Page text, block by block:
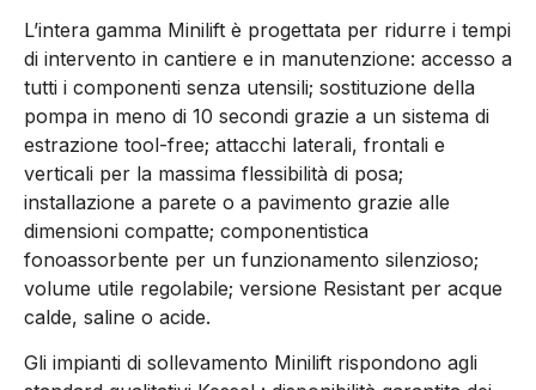
L’intera gamma Minilift è progettata per ridurre i tempi
di intervento in cantiere e in manutenzione: accesso a
tutti i componenti senza utensili; sostituzione della
pompa in meno di 10 secondi grazie a un sistema di
estrazione tool-free; attacchi laterali, frontali e
verticali per la massima flessibilità di posa;
installazione a parete o a pavimento grazie alle
dimensioni compatte; componentistica
fonoassorbente per un funzionamento silenzioso;
volume utile regolabile; versione Resistant per acque
calde, saline o acide.
Gli impianti di sollevamento Minilift rispondono agli